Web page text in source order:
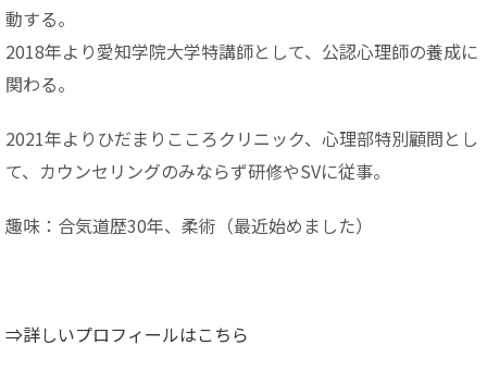
動する。
2018年より愛知学院大学特講師として、公認心理師の養成に
関わる。
2021年よりひだまりこころクリニック、心理部特別顧問とし
て、カウンセリングのみならず研修やSVに従事。
趣味：合気道歴30年、柔術（最近始めました）
⇒詳しいプロフィールはこちら